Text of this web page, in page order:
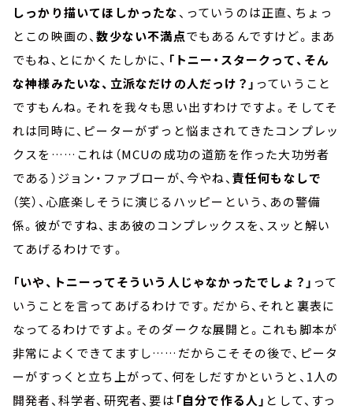
しっかり描いてほしかったな、っていうのは正直、ちょっ
とこの映画の、数少ない不満点でもあるんですけど。まあ
でもね、とにかくたしかに、 「トニー・スタークって、そん
な神様みたいな、立派なだけの人だっけ？」 っていうこと
ですもんね。それを我々も思い出すわけですよ。そしてそ
れは同時に、ピーターがずっと悩まされてきたコンプレッ
クスを……これは（MCUの成功の道筋を作った大功労者
である）ジョン・ファブローが、今やね、 責任何もなしで
（笑）、心底楽しそうに演じるハッピーという、あの警備
係。彼がですね、まあ彼のコンプレックスを、スッと解い
てあげるわけです。
「いや、トニーってそういう人じゃなかったでしょ？」 って
いうことを言ってあげるわけです。だから、それと裏表に
なってるわけですよ。そのダークな展開と。これも脚本が
非常によくできてますし……だからこそその後で、ピータ
ーがすっくと立ち上がって、何をしだすかというと、1人の
開発者、科学者、研究者、要は 「自分で作る人」 として、すっ